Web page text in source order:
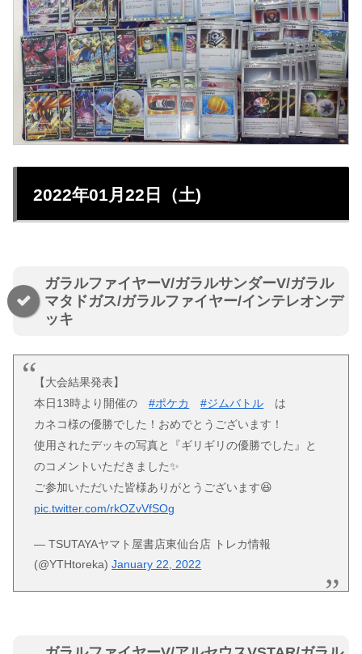
2022年01月22日（土)
ガラルファイヤーV/ガラルサンダーV/ガラル
マタドガス/ガラルファイヤー/インテレオンデ
ッキ
【大会結果発表】
本日13時より開催の#ポケカ #ジムバトル は
カネコ様の優勝でした！おめでとうございます！
使用されたデッキの写真と『ギリギリの優勝でした』と
のコメントいただきました✨
ご参加いただいた皆様ありがとうございます😆
pic.twitter.com/rkOZvVfSOg
— TSUTAYAヤマト屋書店東仙台店 トレカ情報
(@YTHtoreka)January 22, 2022